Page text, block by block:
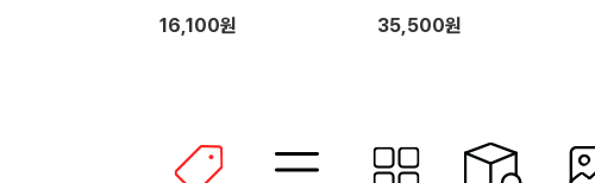
16,100원 35,500원